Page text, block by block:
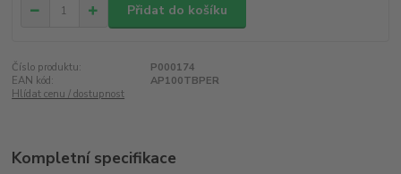
Přidat do košíku
Číslo produktu:
P000174
EAN kód:
AP100TBPER
Hlídat cenu / dostupnost
Kompletní specifikace